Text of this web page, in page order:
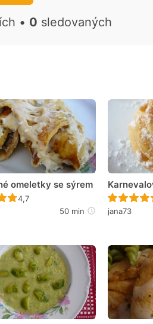
• 0 sledovaných
omeletky se sýrem
Recept ještě nebyl hodnocen
4,7
50 min
jana73